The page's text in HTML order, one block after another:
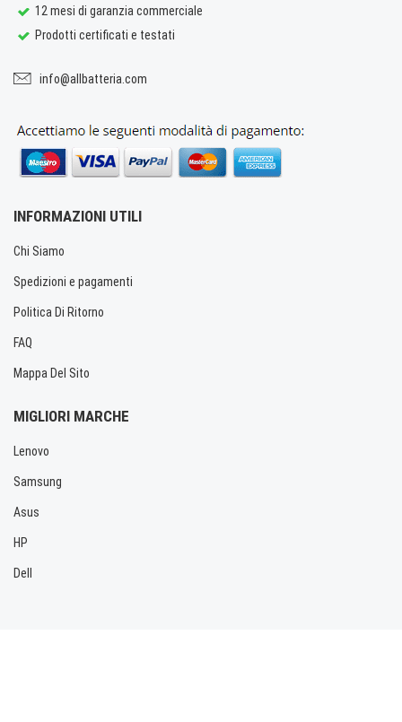
12 mesi di garanzia commerciale
Prodotti certificati e testati
info@allbatteria.com
INFORMAZIONI UTILI
Chi Siamo
Spedizioni e pagamenti
Politica Di Ritorno
FAQ
Mappa Del Sito
MIGLIORI MARCHE
Lenovo
Samsung
Asus
HP
Dell